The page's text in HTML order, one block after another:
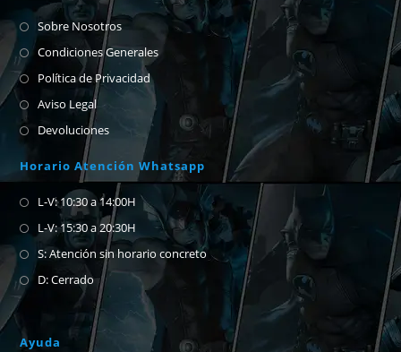
Sobre Nosotros
Condiciones Generales
Política de Privacidad
Aviso Legal
Devoluciones
Horario Atención Whatsapp
L-V: 10:30 a 14:00H
L-V: 15:30 a 20:30H
S: Atención sin horario concreto
D: Cerrado
Ayuda